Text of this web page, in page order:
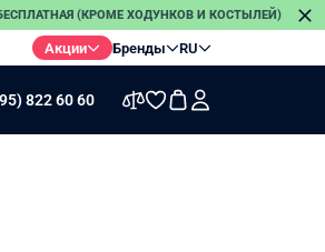
(КРОМЕ ХОДУНКОВ И КОСТЫЛЕЙ)
Акции Бренды RU
822 60 60